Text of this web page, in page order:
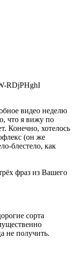
RDjPHghI
видео неделю
что я вижу по
Конечно, хотелось
(он же
блестело, как
фраз из Вашего
сорта
не получить.